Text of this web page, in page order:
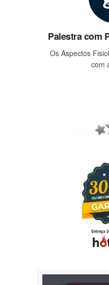
Palestra com
Os Aspectos
com